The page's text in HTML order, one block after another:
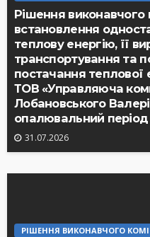
Рішення
встановлення
теплову енергію, її
транспортування та
постачання теплової
ТОВ «Управляюча
Лобановського
опалювальний період
31.07.2026
РІШЕННЯ ВИКОНАВЧОГО